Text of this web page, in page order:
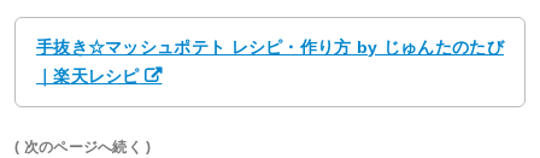
手抜き☆マッシュポテト レシピ・作り方 by じゅんたのたび
｜楽天レシピ
( 次のページへ続く )